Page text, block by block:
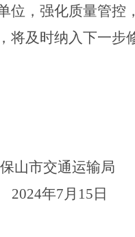
位，强化质量管控
将及时纳入下一步
运输局
4年7月 15 日